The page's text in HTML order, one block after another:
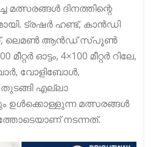
മത്സരങ്ങൾ ദിനത്തിന്റെ
ട്രഷർ ഹണ്ട്, കാൻഡി
ലെമൺ ആൻഡ് സ്പൂൺ
മീറ്റർ ഓട്ടം, 4×100 മീറ്റർ റിലേ,
വോളിബോൾ,
എല്ലാ
ഉൾക്കൊള്ളുന്ന മത്സരങ്ങൾ
നടന്നത്.